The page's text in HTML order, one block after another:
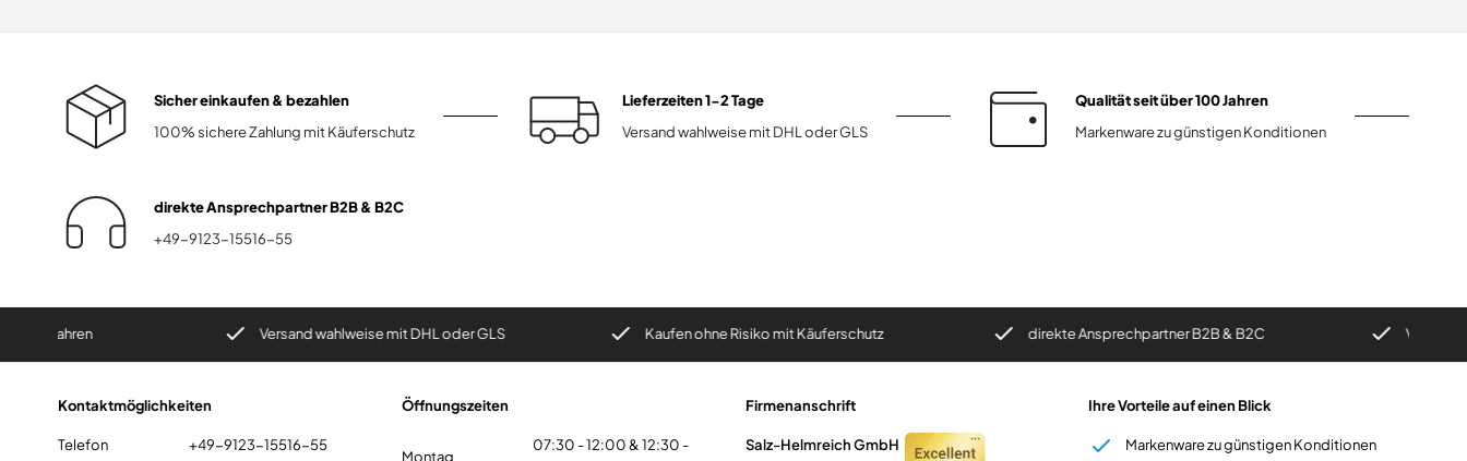
Sicher einkaufen & bezahlen
100% sichere Zahlung mit Käuferschutz
Lieferzeiten 1-2 Tage
Versand wahlweise mit DHL oder GLS
Qualität seit über 100 Jahren
Markenware zu günstigen Konditionen
direkte Ansprechpartner B2B & B2C
+49-9123-15516-55
Versand wahlweise mit DHL oder GLS Kaufen ohne Risiko mit Käuferschutz direkte Ansprechpartner B2B & B2C Versand
Kontaktmöglichkeiten
Telefon
+49-9123-15516-55
Öffnungszeiten
Montag
07:30 - 12:00 & 12:30 -
Firmenanschrift
Salz-Helmreich GmbH
Ihre Vorteile auf einen Blick
Markenware zu günstigen Konditionen